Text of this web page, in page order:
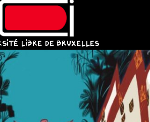
LIBRE DE BRUXELLES